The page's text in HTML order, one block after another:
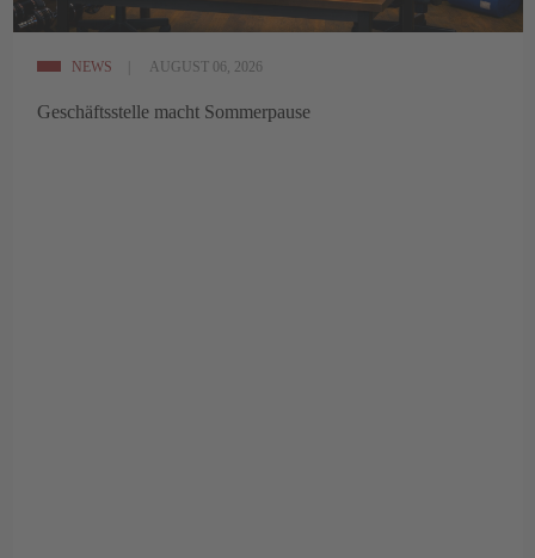
NEWS AUGUST 06, 2026
Geschäftsstelle macht Sommerpause